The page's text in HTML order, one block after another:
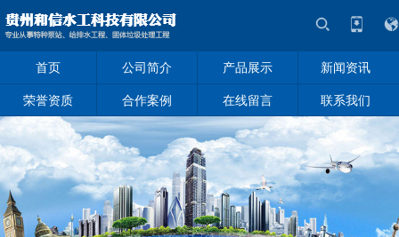
首页 公司简介 产品展示 新闻资讯
荣誉资质 合作案例 在线留言 联系我们